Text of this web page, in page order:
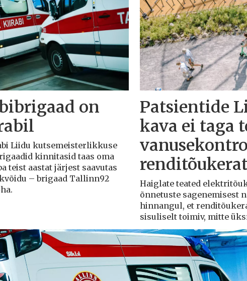
on
Liidu kutsemeisterlikkuse
kinnitasid taas oma
teist aastat järjest saavutas
– brigaad Tallinn92
Patsientide
kava ei taga
Haiglate teated
õnnetuste sagenemisest
hinnangul, et
sisuliselt toimiv, mitte